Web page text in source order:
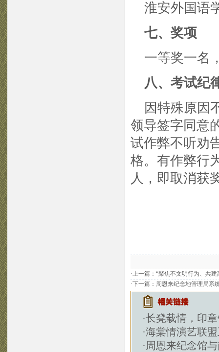
淮安外国语
七、奖项
一等奖一名
八、考试纪
因特殊原因
领导签字同意
试作弊不听劝
格。有作弊行
人，即取消获
·上一篇： “聚焦不文明行为、共
·下一篇： 周恩来纪念地管理局系
·长凳载情，印
·海棠情演艺联
·周恩来纪念馆